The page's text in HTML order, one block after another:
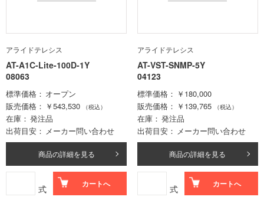
アライドテレシス
AT-A1C-Lite-100D-1Y
08063
標準価格
オープン
販売価格
￥543,530 （税込）
在庫
発注品
出荷目安
メーカー問い合わせ
商品の詳細を見る
式 カートへ
アライドテレシス
AT-VST-SNMP-5Y
04123
標準価格
￥180,000
販売価格
￥139,765 （税込）
在庫
発注品
出荷目安
メーカー問い合わせ
商品の詳細を見る
式 カートへ